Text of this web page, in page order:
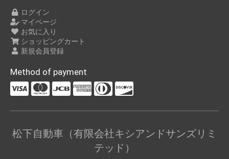
ログイン
マイページ
お気に入り
ショッピングカート
新規会員登録
Method of payment
松下自動車（有限会社キシアンドサンズリミ
テッド）